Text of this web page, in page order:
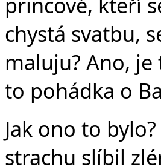
chystá svatbu,
maluju? Ano,
to pohádka o
Jak ono to
strachu slíbil